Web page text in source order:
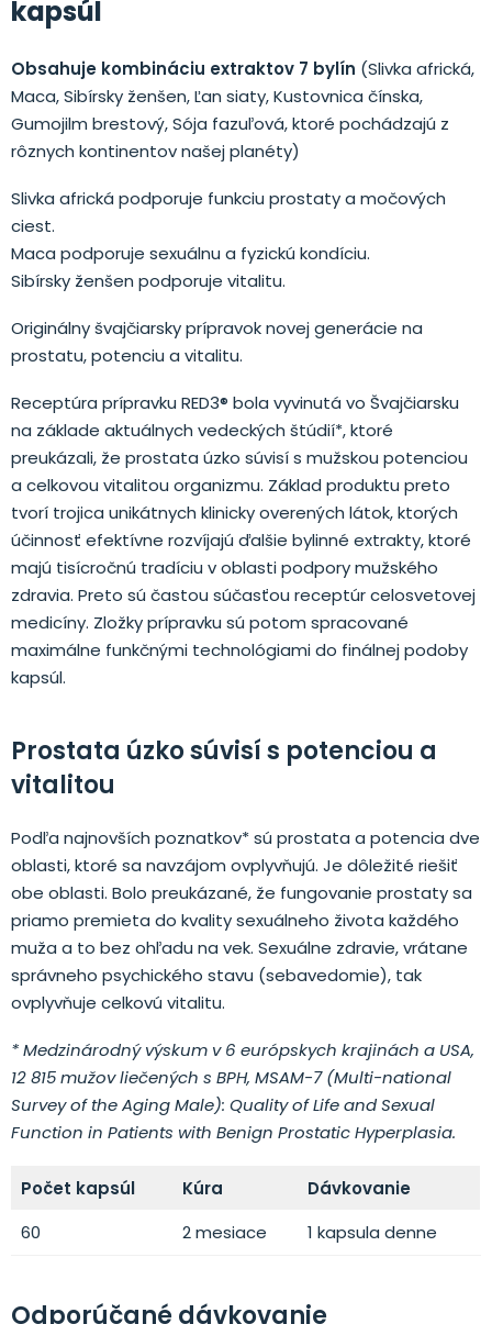
kapsúl
Obsahuje kombináciu extraktov 7 bylín (Slivka africká,
Maca, Sibírsky ženšen, Ľan siaty, Kustovnica čínska,
Gumojilm brestový, Sója fazuľová, ktoré pochádzajú z
rôznych kontinentov našej planéty)
Slivka africká podporuje funkciu prostaty a močových
ciest.
Maca podporuje sexuálnu a fyzickú kondíciu.
Sibírsky ženšen podporuje vitalitu.
Originálny švajčiarsky prípravok novej generácie na
prostatu, potenciu a vitalitu.
Receptúra prípravku RED3® bola vyvinutá vo Švajčiarsku
na základe aktuálnych vedeckých štúdií*, ktoré
preukázali, že prostata úzko súvisí s mužskou potenciou
a celkovou vitalitou organizmu. Základ produktu preto
tvorí trojica unikátnych klinicky overených látok, ktorých
účinnosť efektívne rozvíjajú ďalšie bylinné extrakty, ktoré
majú tisícročnú tradíciu v oblasti podpory mužského
zdravia. Preto sú častou súčasťou receptúr celosvetovej
medicíny. Zložky prípravku sú potom spracované
maximálne funkčnými technológiami do finálnej podoby
kapsúl.
Prostata úzko súvisí s potenciou a
vitalitou
Podľa najnovších poznatkov* sú prostata a potencia dve
oblasti, ktoré sa navzájom ovplyvňujú. Je dôležité riešiť
obe oblasti. Bolo preukázané, že fungovanie prostaty sa
priamo premieta do kvality sexuálneho života každého
muža a to bez ohľadu na vek. Sexuálne zdravie, vrátane
správneho psychického stavu (sebavedomie), tak
ovplyvňuje celkovú vitalitu.
* Medzinárodný výskum v 6 európskych krajinách a USA,
12 815 mužov liečených s BPH, MSAM-7 (Multi-national
Survey of the Aging Male): Quality of Life and Sexual
Function in Patients with Benign Prostatic Hyperplasia.
Počet kapsúl Kúra
Dávkovanie
60
2 mesiace 1 kapsula denne
Odporúčané dávkovanie